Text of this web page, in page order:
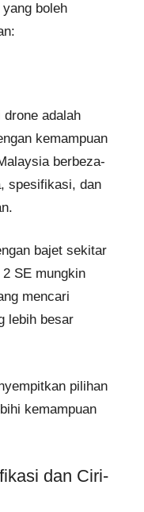
boleh
drone adalah
kemampuan
berbeza-
spesifikasi, dan
bajet sekitar
SE mungkin
mencari
lebih besar
pilihan
kemampuan
dan Ciri-